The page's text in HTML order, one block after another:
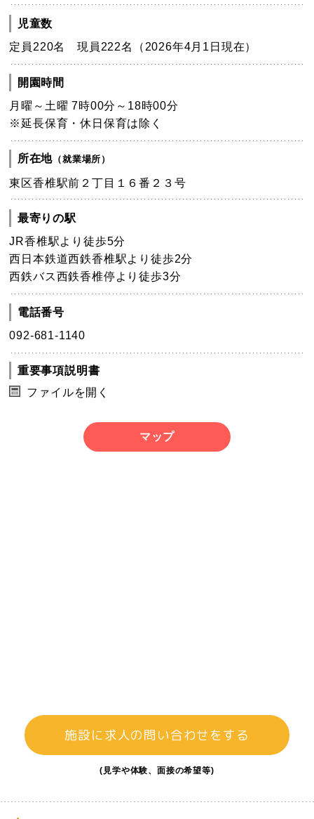
児童数
定員220名 現員222名（2026年4月1日現在）
開園時間
月曜～土曜 7時00分～18時00分
※延長保育・休日保育は除く
所在地 （就業場所）
東区香椎駅前２丁目１６番２３号
最寄りの駅
JR香椎駅より徒歩5分
西日本鉄道西鉄香椎駅より徒歩2分
西鉄バス西鉄香椎停より徒歩3分
電話番号
092-681-1140
重要事項説明書
ファイルを開く
マップ
施設に求人の問い合わせをする
(見学や体験、面接の希望等)